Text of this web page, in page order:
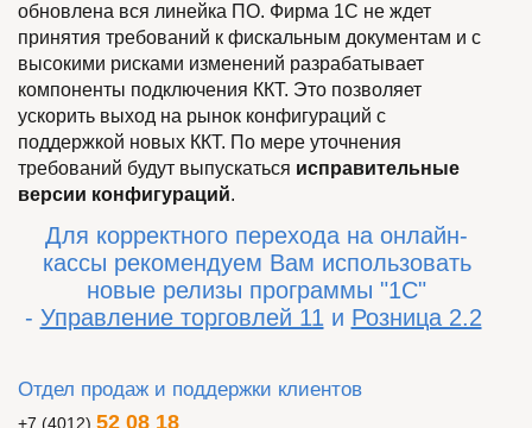
обновлена вся линейка ПО. Фирма 1С не ждет
принятия требований к фискальным документам и с
высокими рисками изменений разрабатывает
компоненты подключения ККТ. Это позволяет
ускорить выход на рынок конфигураций с
поддержкой новых ККТ. По мере уточнения
требований будут выпускаться исправительные
версии конфигураций.
Для корректного перехода на онлайн-
кассы рекомендуем Вам использовать
новые релизы программы "1С"
- Управление торговлей 11 и Розница 2.2
Отдел продаж и поддержки клиентов
+7 (4012) 52 08 18